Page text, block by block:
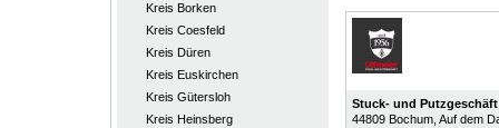
Kreis Borken
Kreis Coesfeld
Kreis Düren
Kreis Euskirchen
Kreis Gütersloh
Kreis Heinsberg
Stuck- und
44809 Bochum, Auf dem